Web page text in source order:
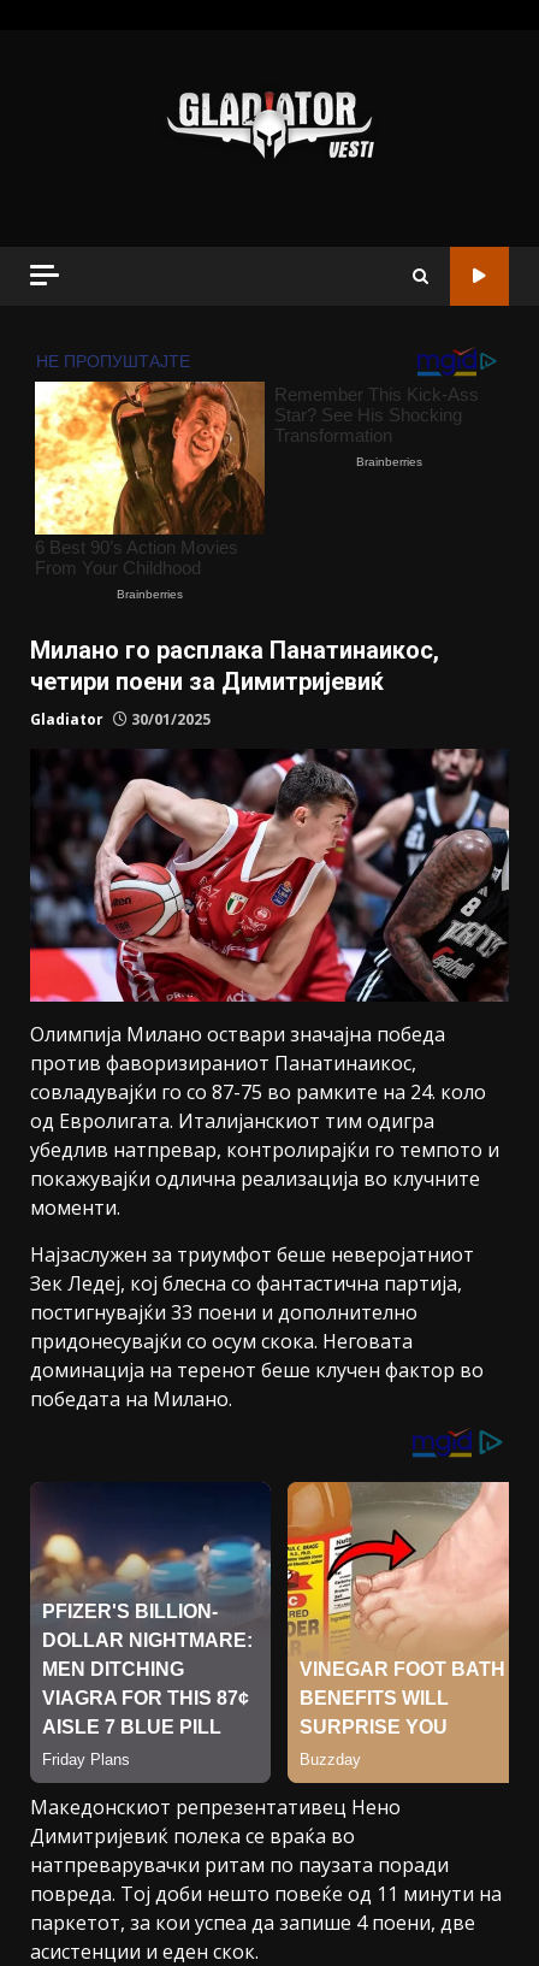
Милано го расплака Панатинаикос,
четири поени за Димитријевиќ
Gladiator 30/01/2025
Олимпија Милано оствари значајна победа
против фаворизираниот Панатинаикос,
совладувајќи го со 87-75 во рамките на 24. коло
од Евролигата. Италијанскиот тим одигра
убедлив натпревар, контролирајќи го темпото и
покажувајќи одлична реализација во клучните
моменти.
Најзаслужен за триумфот беше неверојатниот
Зек Ледеј, кој блесна со фантастична партија,
постигнувајќи 33 поени и дополнително
придонесувајќи со осум скока. Неговата
доминација на теренот беше клучен фактор во
победата на Милано.
Македонскиот репрезентативец Нено
Димитријевиќ полека се враќа во
натпреварувачки ритам по паузата поради
повреда. Тој доби нешто повеќе од 11 минути на
паркетот, за кои успеа да запише 4 поени, две
асистенции и еден скок.